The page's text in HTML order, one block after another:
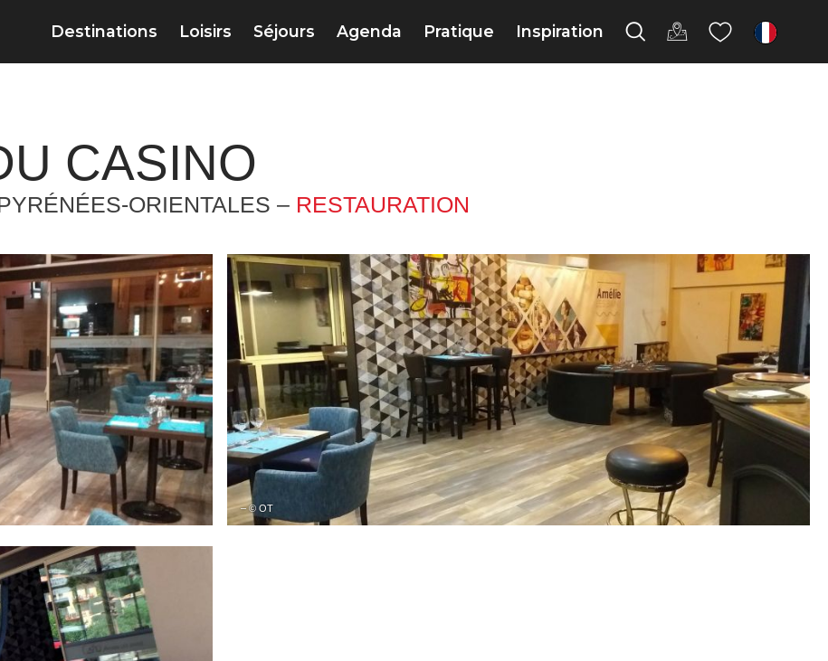
Destinations Loisirs Séjours Agenda Pratique Inspiration fr
CASINO
ORIENTALES – RESTAURATION
– © OT